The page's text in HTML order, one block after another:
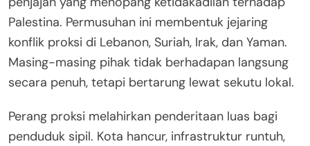
Palestina. Permusuhan ini membentuk jejaring
konflik proksi di Lebanon, Suriah, Irak, dan Yaman.
Masing-masing pihak tidak berhadapan langsung
secara penuh, tetapi bertarung lewat sekutu lokal.
Perang proksi melahirkan penderitaan luas bagi
penduduk sipil. Kota hancur, infrastruktur runtuh,